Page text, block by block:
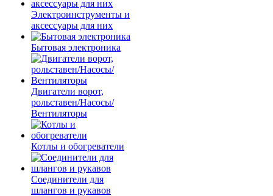
Электроинструменты и
аксессуары для них
Бытовая электроника
Двигатели ворот,
рольставен/Насосы/
Вентиляторы
Котлы и обогреватели
Соединители для
шлангов и рукавов